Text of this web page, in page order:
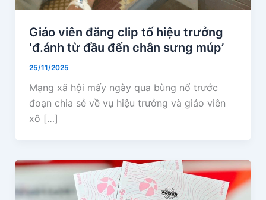
Giáo viên đăng clip tố hiệu trưởng
‘đ.ánh từ đầu đến chân sưng múp’
25/11/2025
Mạng xã hội mấy ngày qua bùng nổ trước
đoạn chia sẻ về vụ hiệu trưởng và giáo viên
xô […]